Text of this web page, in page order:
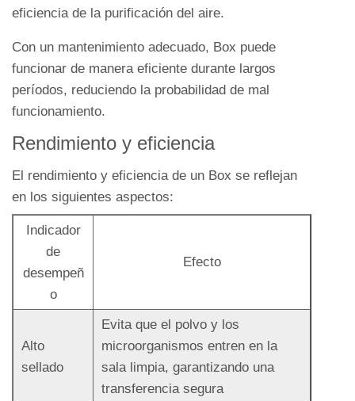
eficiencia de la purificación del aire.
Con un mantenimiento adecuado, Box puede
funcionar de manera eficiente durante largos
períodos, reduciendo la probabilidad de mal
funcionamiento.
Rendimiento y eficiencia
El rendimiento y eficiencia de un Box se reflejan
en los siguientes aspectos:
Indicador
de
desempeñ
o
Efecto
Alto
sellado
Evita que el polvo y los
microorganismos entren en la
sala limpia, garantizando una
transferencia segura